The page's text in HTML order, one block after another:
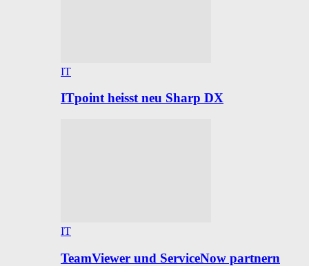
IT
ITpoint heisst neu Sharp DX
IT
TeamViewer und ServiceNow partnern